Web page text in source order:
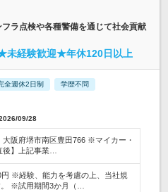
ラ点検や各種警備を通じて社会貢献
未経験歓迎★年休120日以上
全週休2日制 学歴不問
09/28
大阪府堺市南区豊田766 ※マイカー・
後】上記事業…
円 ※経験、能力を考慮の上、当社規
※試用期間3か月（…